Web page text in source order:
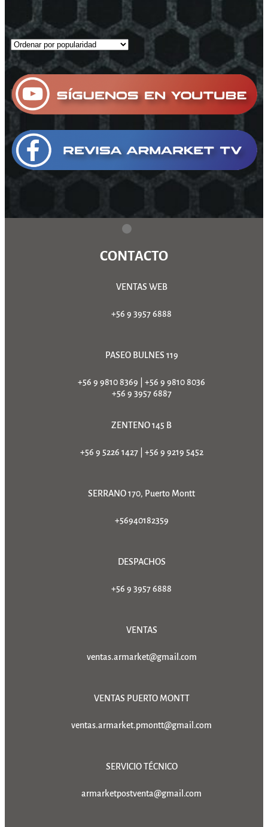
CONTACTO
VENTAS WEB
+56 9 3957 6888
PASEO BULNES 119
+56 9 9810 8369
+56 9 9810 8036
+56 9 3957 6887
ZENTENO 145 B
+56 9 5226 1427| +56 9 9219 5452
SERRANO 170, Puerto Montt
+56940182359
DESPACHOS
+56 9 3957 6888
VENTAS
ventas.armarket@gmail.com
VENTAS PUERTO MONTT
ventas.armarket.pmontt@gmail.com
SERVICIO TÉCNICO
armarketpostventa@gmail.com